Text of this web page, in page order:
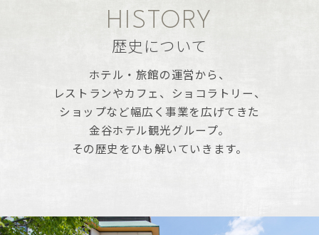
HISTORY
歴史について
ホテル・旅館の運営から、
レストランやカフェ、ショコラトリー、
ショップなど幅広く事業を広げてきた
金谷ホテル観光グループ。
その歴史をひも解いていきます。